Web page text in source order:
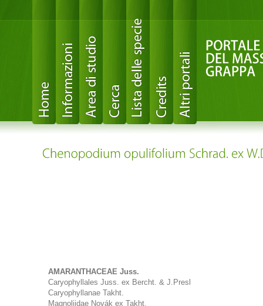
AMARANTHACEAE Juss.
Caryophyllales Juss. ex Bercht. & J.Presl
Caryophyllanae Takht.
Magnoliidae Novák ex Takht.